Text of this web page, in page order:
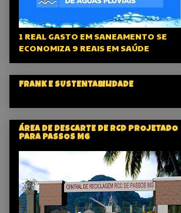
1 REAL GASTO EM SANEAMENTO SE
ECONOMIZA 9 REAIS EM SAÚDE
FRANK E SUSTENTABILIDADE
ÁREA DE DESCARTE DE RCD PROJETADO
PARA PASSOS MG